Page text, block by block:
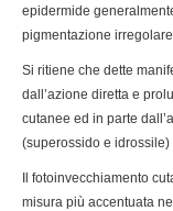
epidermide
pigmentazione
Si ritiene che dette
dall’azione diretta e
cutanee ed in parte
(superossido e idrossile)
Il fotoinvecchiamento
misura più accentuata